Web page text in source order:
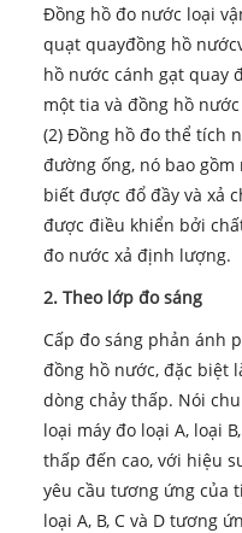
Đồng hồ đo nước loại
quạt quayđồng hồ nước
hồ nước cánh gạt quay
một tia và đồng hồ
(2) Đồng hồ đo thể tích
đường ống, nó bao
biết được đổ đầy và xả
được điều khiển bởi
đo nước xả định lượng.
2. Theo lớp đo sáng
Cấp đo sáng phản ánh
đồng hồ nước, đặc biệt
dòng chảy thấp. Nói
loại máy đo loại A, loại
thấp đến cao, với hiệu
yêu cầu tương ứng của
loại A, B, C và D tương